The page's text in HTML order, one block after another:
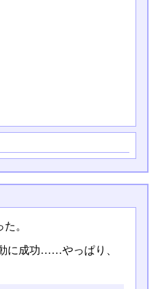
。
に成功……やっぱり、